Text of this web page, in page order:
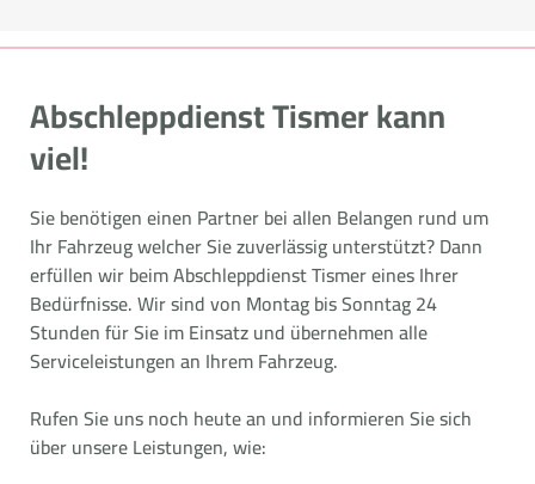
Abschleppdienst Tismer kann
viel!
Sie benötigen einen Partner bei allen Belangen rund um
Ihr Fahrzeug welcher Sie zuverlässig unterstützt? Dann
erfüllen wir beim Abschleppdienst Tismer eines Ihrer
Bedürfnisse. Wir sind von Montag bis Sonntag 24
Stunden für Sie im Einsatz und übernehmen alle
Serviceleistungen an Ihrem Fahrzeug.
Rufen Sie uns noch heute an und informieren Sie sich
über unsere Leistungen, wie: